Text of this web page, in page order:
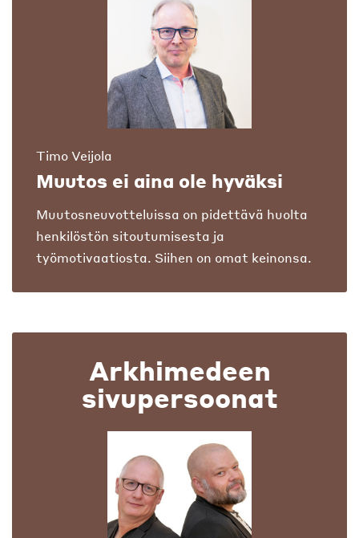
Timo Veijola
Muutos ei aina ole hyväksi
Muutosneuvotteluissa on pidettävä huolta
henkilöstön sitoutumisesta ja
työmotivaatiosta. Siihen on omat keinonsa.
Arkhimedeen
sivupersoonat